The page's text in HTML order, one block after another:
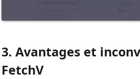
3. Avantages et
FetchV